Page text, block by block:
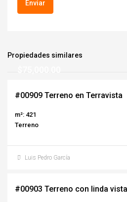
Propiedades similares
$75,000.00
#00909 Terreno en Terravista
m²: 421
Terreno
Luis Pedro García
#00903 Terreno con linda